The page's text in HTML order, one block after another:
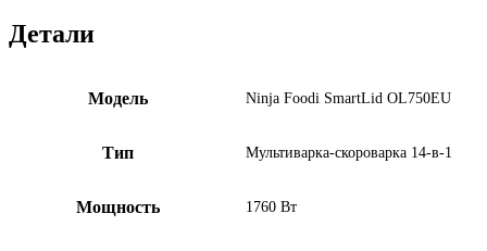
Детали
Модель Ninja Foodi SmartLid OL750EU
Тип Мультиварка-скороварка 14-в-1
Мощность 1760 Вт